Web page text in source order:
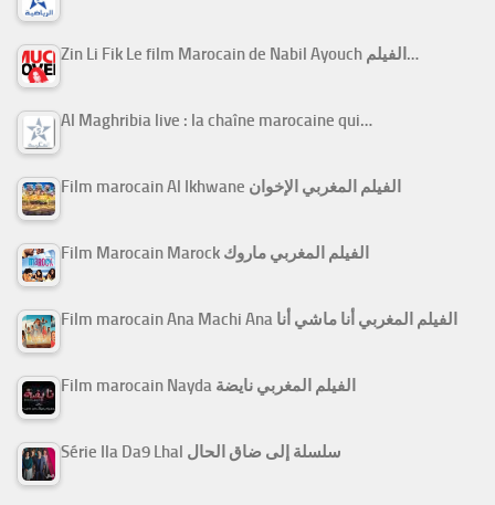
Zin Li Fik Le film Marocain de Nabil Ayouch الفيلم…
Al Maghribia live : la chaîne marocaine qui…
Film marocain Al Ikhwane الفيلم المغربي الإخوان
Film Marocain Marock الفيلم المغربي ماروك
Film marocain Ana Machi Ana الفيلم المغربي أنا ماشي أنا
Film marocain Nayda الفيلم المغربي نايضة
Série Ila Da9 Lhal سلسلة إلى ضاق الحال